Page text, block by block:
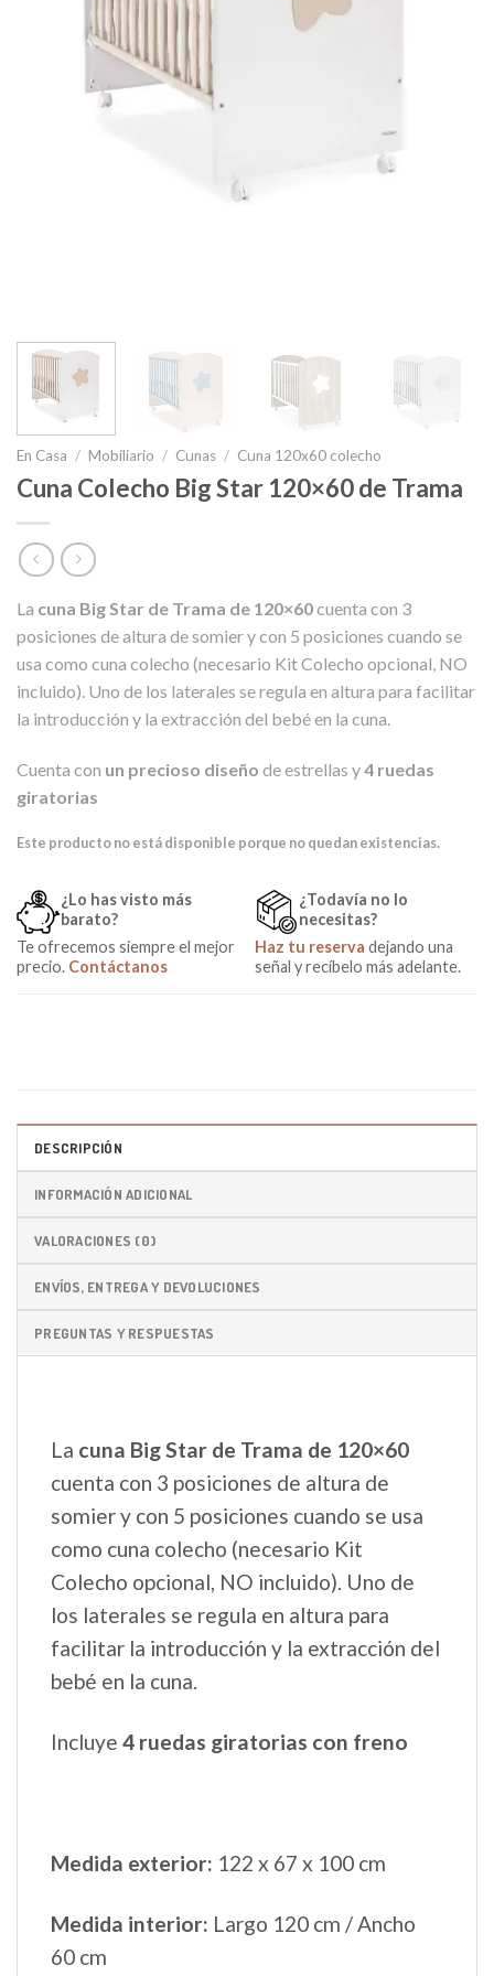
En Casa / Mobiliario / Cunas / Cuna 120x60 colecho
Cuna Colecho Big Star 120×60 de Trama
La cuna Big Star de Trama de 120×60cuenta con 3
posiciones de altura de somier y con 5 posiciones cuando se
usa como cuna colecho (necesario Kit Colecho opcional, NO
incluido). Uno de los laterales se regula en altura para facilitar
la introducción y la extracción del bebé en la cuna.
Cuenta con un precioso diseño de estrellas y4 ruedas
giratorias
Este producto no está disponible porque no quedan existencias.
¿Lo has visto más
barato?
Te ofrecemos siempre el mejor
precio. Contáctanos
¿Todavía no lo
necesitas?
Haz tu reserva dejando una
señal y recíbelo más adelante.
DESCRIPCIÓN
INFORMACIÓN ADICIONAL
VALORACIONES (0)
ENVÍOS, ENTREGA Y DEVOLUCIONES
PREGUNTAS Y RESPUESTAS
La cuna Big Star de Trama de 120×60
cuenta con 3 posiciones de altura de
somier y con 5 posiciones cuando se usa
como cuna colecho (necesario Kit
Colecho opcional, NO incluido). Uno de
los laterales se regula en altura para
facilitar la introducción y la extracción del
bebé en la cuna.
Incluye 4 ruedas giratorias con freno
Medida exterior: 122 x 67 x 100 cm
Medida interior: Largo 120 cm / Ancho
60 cm